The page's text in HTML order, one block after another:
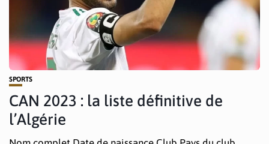
SPORTS
CAN 2023 : la liste définitive de
l’Algérie